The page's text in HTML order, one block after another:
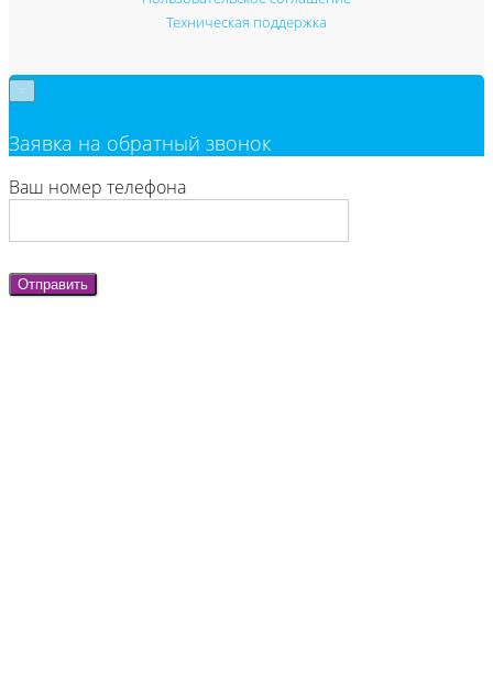
Техническая поддержка
Заявка на обратный звонок
Ваш номер телефона
Отправить